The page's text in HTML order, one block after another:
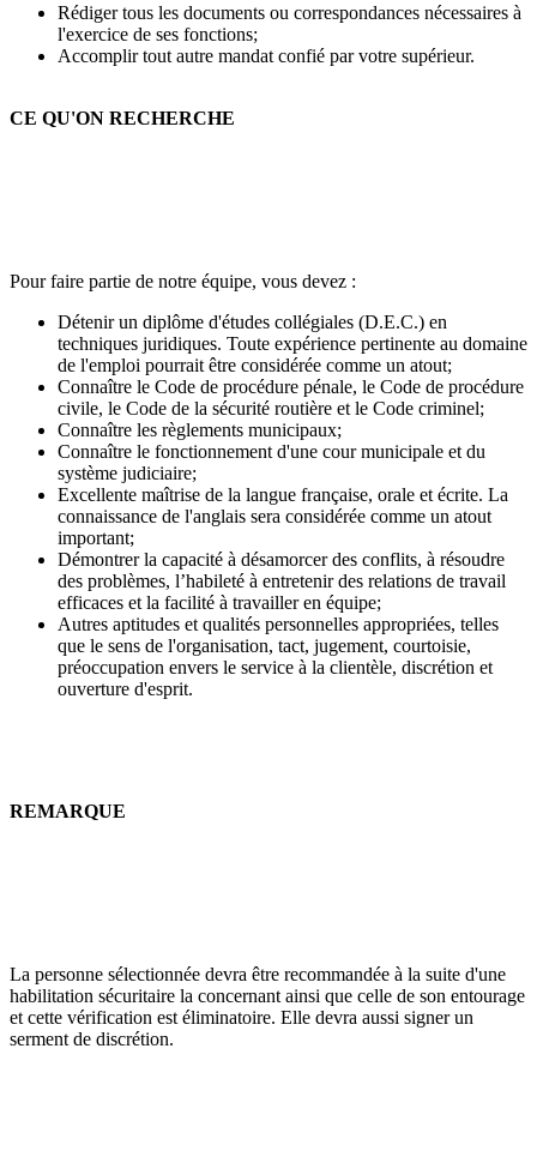
Rédiger tous les documents ou correspondances nécessaires à
l'exercice de ses fonctions;
Accomplir tout autre mandat confié par votre supérieur.
CE QU'ON RECHERCHE
Pour faire partie de notre équipe, vous devez :
Détenir un diplôme d'études collégiales (D.E.C.) en
techniques juridiques. Toute expérience pertinente au domaine
de l'emploi pourrait être considérée comme un atout;
Connaître le Code de procédure pénale, le Code de procédure
civile, le Code de la sécurité routière et le Code criminel;
Connaître les règlements municipaux;
Connaître le fonctionnement d'une cour municipale et du
système judiciaire;
Excellente maîtrise de la langue française, orale et écrite. La
connaissance de l'anglais sera considérée comme un atout
important;
Démontrer la capacité à désamorcer des conflits, à résoudre
des problèmes, l’habileté à entretenir des relations de travail
efficaces et la facilité à travailler en équipe;
Autres aptitudes et qualités personnelles appropriées, telles
que le sens de l'organisation, tact, jugement, courtoisie,
préoccupation envers le service à la clientèle, discrétion et
ouverture d'esprit.
REMARQUE
La personne sélectionnée devra être recommandée à la suite d'une
habilitation sécuritaire la concernant ainsi que celle de son entourage
et cette vérification est éliminatoire. Elle devra aussi signer un
serment de discrétion.